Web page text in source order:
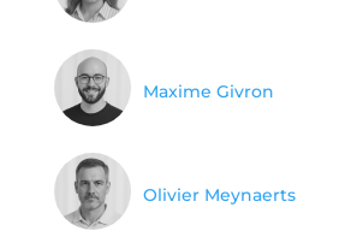
Maxime Givron
Olivier Meynaerts